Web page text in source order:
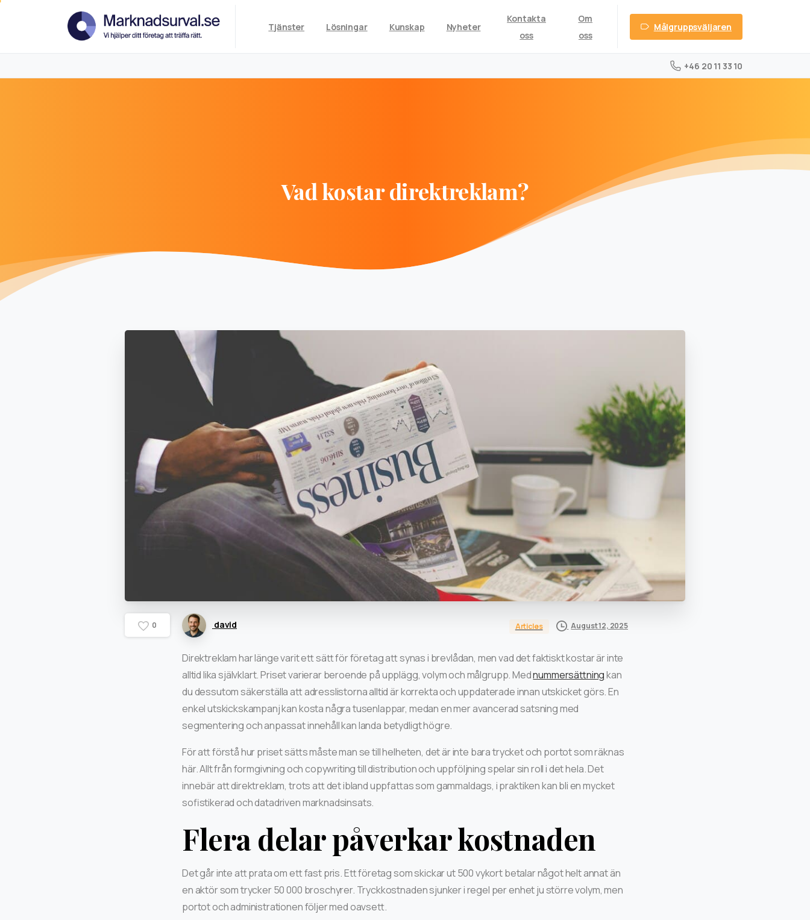
Tjänster Lösningar Kunskap Nyheter
Kontakta
oss
Om
oss
Målgruppsväljaren
+46 20 11 33 10
Vadkostardirektreklam?
0 david Articles August 12, 2025
Direktreklam har länge varit ett sätt för företag att synas i brevlådan, men vad det faktiskt kostar är inte
alltid lika självklart. Priset varierar beroende på upplägg, volym och målgrupp. Mednummersättningkan
du dessutom säkerställa att adresslistorna alltid är korrekta och uppdaterade innan utskicket görs. En
enkel utskickskampanj kan kosta några tusenlappar, medan en mer avancerad satsning med
segmentering och anpassat innehåll kan landa betydligt högre.
För att förstå hur priset sätts måste man se till helheten, det är inte bara trycket och portot som räknas
här. Allt från formgivning och copywriting till distribution och uppföljning spelar sin roll i det hela. Det
innebär att direktreklam, trots att det ibland uppfattas som gammaldags, i praktiken kan bli en mycket
sofistikerad och datadriven marknadsinsats.
Flera delar påverkar kostnaden
Det går inte att prata om ett fast pris. Ett företag som skickar ut 500 vykort betalar något helt annat än
en aktör som trycker 50 000 broschyrer. Tryckkostnaden sjunker i regel per enhet ju större volym, men
portot och administrationen följer med oavsett.